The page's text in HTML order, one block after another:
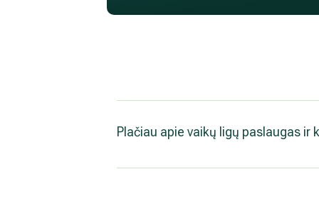
Plačiau apie vaikų ligų paslaugas ir